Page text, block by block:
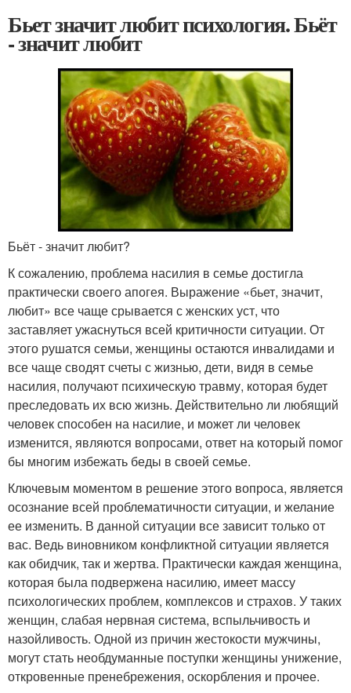
Бьет значит любит психология. Бьёт
- значит любит
Бьёт - значит любит?
К сожалению, проблема насилия в семье достигла
практически своего апогея. Выражение «бьет, значит,
любит» все чаще срывается с женских уст, что
заставляет ужаснуться всей критичности ситуации. От
этого рушатся семьи, женщины остаются инвалидами и
все чаще сводят счеты с жизнью, дети, видя в семье
насилия, получают психическую травму, которая будет
преследовать их всю жизнь. Действительно ли любящий
человек способен на насилие, и может ли человек
изменится, являются вопросами, ответ на который помог
бы многим избежать беды в своей семье.
Ключевым моментом в решение этого вопроса, является
осознание всей проблематичности ситуации, и желание
ее изменить. В данной ситуации все зависит только от
вас. Ведь виновником конфликтной ситуации является
как обидчик, так и жертва. Практически каждая женщина,
которая была подвержена насилию, имеет массу
психологических проблем, комплексов и страхов. У таких
женщин, слабая нервная система, вспыльчивость и
назойливость. Одной из причин жестокости мужчины,
могут стать необдуманные поступки женщины унижение,
откровенные пренебрежения, оскорбления и прочее.